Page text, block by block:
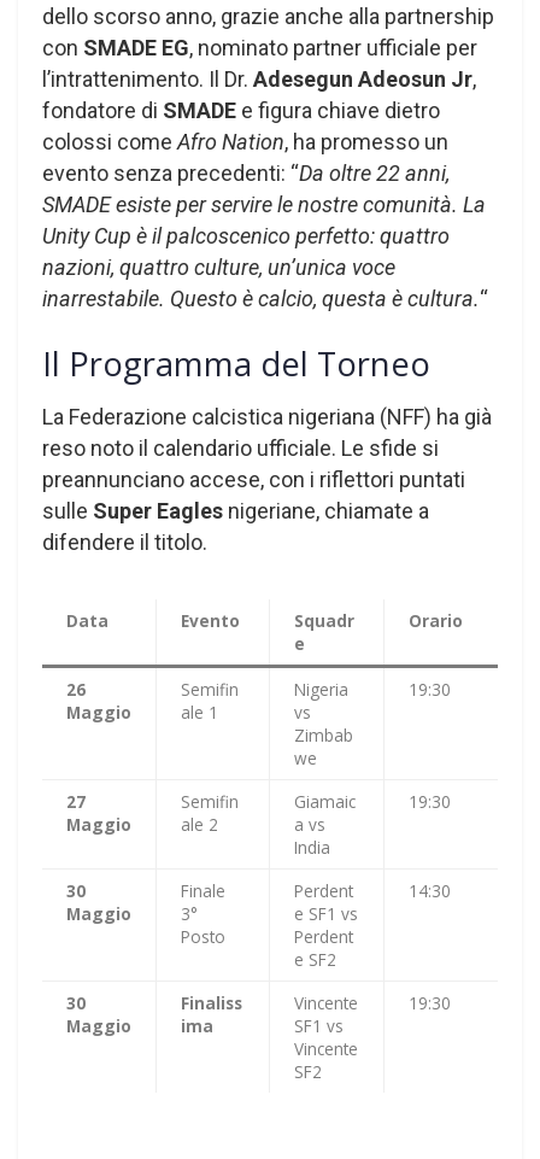
dello scorso anno, grazie anche alla partnership
con SMADE EG, nominato partner ufficiale per
l’intrattenimento. Il Dr. Adesegun Adeosun Jr,
fondatore di SMADE e figura chiave dietro
colossi come Afro Nation, ha promesso un
evento senza precedenti: “Da oltre 22 anni,
SMADE esiste per servire le nostre comunità. La
Unity Cup è il palcoscenico perfetto: quattro
nazioni, quattro culture, un’unica voce
inarrestabile. Questo è calcio, questa è cultura.“
Il Programma del Torneo
La Federazione calcistica nigeriana (NFF) ha già
reso noto il calendario ufficiale. Le sfide si
preannunciano accese, con i riflettori puntati
sulle Super Eagles nigeriane, chiamate a
difendere il titolo.
Data Evento
Squadr
e
Orario
26
Maggio
Semifin
ale 1
Nigeria
vs
Zimbab
we
19:30
27
Maggio
Semifin
ale 2
Giamaic
a vs
India
19:30
30
Maggio
Finale
3°
Posto
Perdent
e SF1 vs
Perdent
e SF2
14:30
30
Maggio
Finaliss
ima
Vincente
SF1 vs
Vincente
SF2
19:30